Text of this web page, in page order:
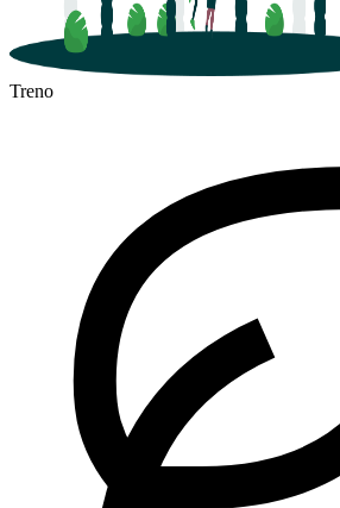
Treno